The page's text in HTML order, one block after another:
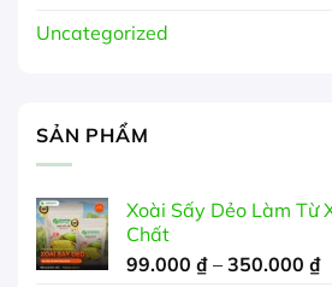
Uncategorized
SẢN PHẨM
Xoài Sấy Dẻo Làm Từ
Chất
99.000 ₫ – 350.000 ₫